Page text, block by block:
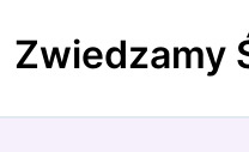
to
content
Zwiedzamy